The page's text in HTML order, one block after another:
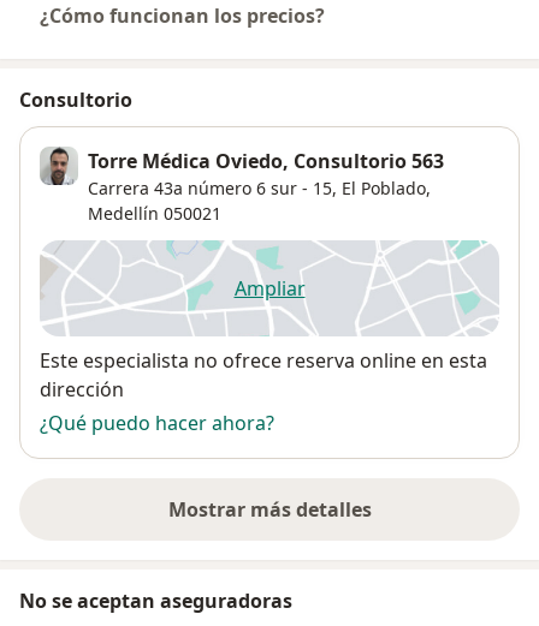
¿Cómo funcionan los precios?
Consultorio
Torre Médica Oviedo, Consultorio 563
Carrera 43a número 6 sur - 15, El Poblado,
Medellín 050021
Ampliarse abre en una nueva
Disponibilidad
Este especialista no ofrece reserva online en esta
dirección
¿Qué puedo hacer ahora?
Mostrar más detalles
sobre la dirección
No se aceptan aseguradoras